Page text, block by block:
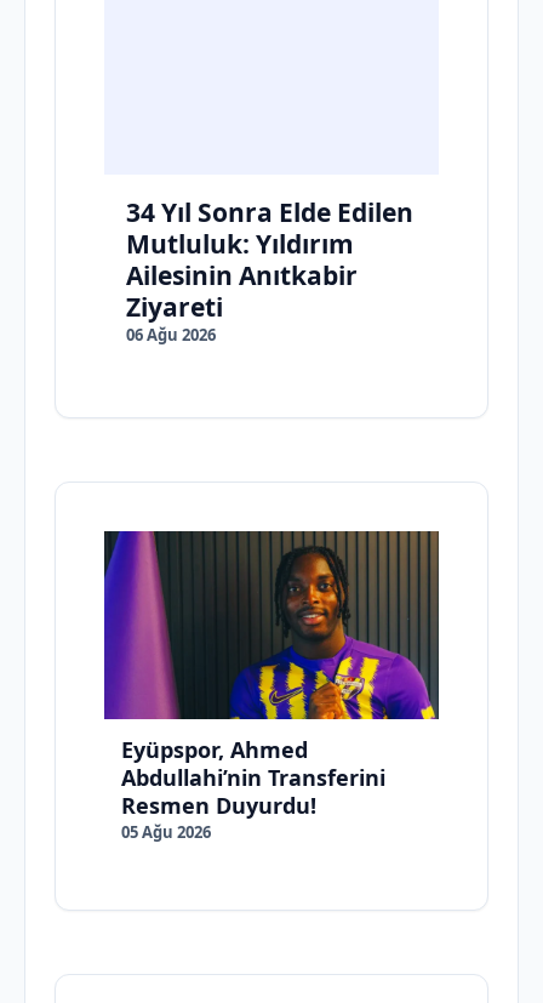
34 Yıl Sonra Elde Edilen
Mutluluk: Yıldırım
Ailesinin Anıtkabir
Ziyareti
06 Ağu 2026
Eyüpspor, Ahmed
Abdullahi’nin Transferini
Resmen Duyurdu!
05 Ağu 2026